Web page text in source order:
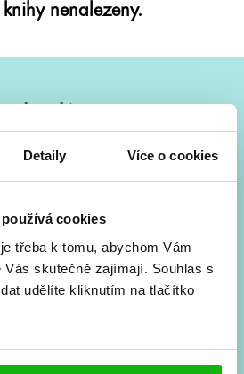
Detaily Více o cookies
cookies
třeba k tomu, abychom Vám
Vás skutečně zajímají. Souhlas s
udělíte kliknutím na tlačítko
nenalezeny.
každý měsíc rovnou do mailu!
adaptace a další.
zpracování osobních údajů